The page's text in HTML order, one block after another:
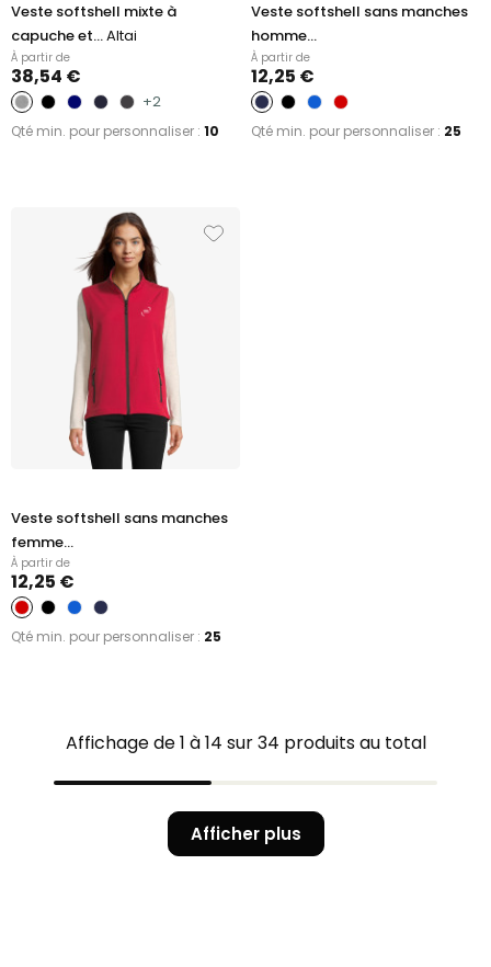
Veste softshell mixte à
capuche et...Altai
À partir de
38,54 €
+2
Qté min. pour personnaliser : 10
Veste softshell sans manches
homme...
À partir de
12,25 €
Qté min. pour personnaliser : 25
Veste softshell sans manches
femme...
À partir de
12,25 €
Qté min. pour personnaliser : 25
Affichage de 1 à 14 sur 34 produits au total
Afficher plus